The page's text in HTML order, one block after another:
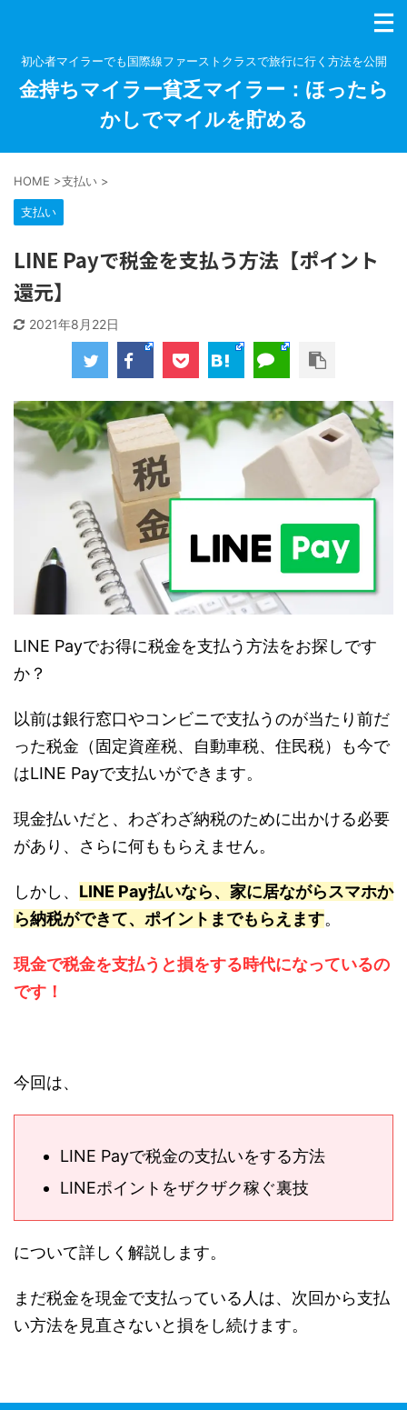
初心者マイラーでも国際線ファーストクラスで旅行に行く方法を公開
金持ちマイラー貧乏マイラー：ほったら
かしでマイルを貯める
HOME >支払い >
支払い
LINE Payで税金を支払う方法【ポイント
還元】
2021年8月22日
LINE Payでお得に税金を支払う方法をお探しです
か？
以前は銀行窓口やコンビニで支払うのが当たり前だ
った税金（固定資産税、自動車税、住民税）も今で
はLINE Payで支払いができます。
現金払いだと、わざわざ納税のために出かける必要
があり、さらに何ももらえません。
しかし、 LINE Pay払いなら、家に居ながらスマホか
ら納税ができて、ポイントまでもらえます。
現金で税金を支払うと損をする時代になっているの
です！
今回は、
LINE Payで税金の支払いをする方法
LINEポイントをザクザク稼ぐ裏技
について詳しく解説します。
まだ税金を現金で支払っている人は、次回から支払
い方法を見直さないと損をし続けます。